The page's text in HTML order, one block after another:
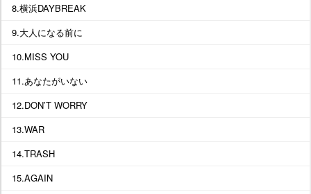
8.横浜DAYBREAK
9.大人になる前に
10.MISS YOU
11.あなたがいない
12.DON’T WORRY
13.WAR
14.TRASH
15.AGAIN